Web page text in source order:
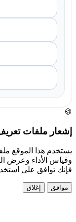
🍪
إشعار ملفات تعريف
يستخدم هذا الموقع
وقياس الأداء وعرض
فإنك توافق على
موافق إغلاق